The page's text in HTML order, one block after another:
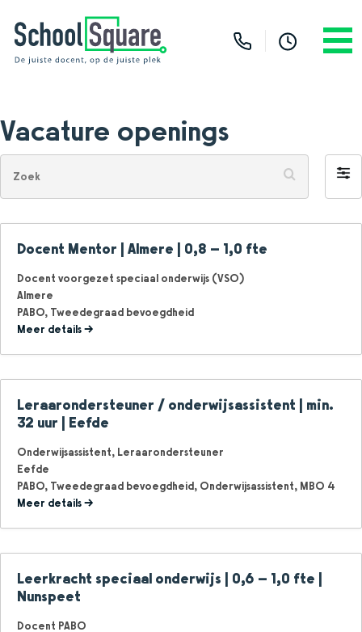
Vacature openings
op
Docent Mentor | Almere | 0,8 – 1,0 fte
Docent voorgezet speciaal onderwijs (VSO)
Almere
PABO Tweedegraad bevoegdheid
Meer details
Leraarondersteuner / onderwijsassistent | min.
32 uur | Eefde
Onderwijsassistent Leraarondersteuner
Eefde
PABO Tweedegraad bevoegdheid Onderwijsassistent MBO 4
Meer details
Leerkracht speciaal onderwijs | 0,6 – 1,0 fte |
Nunspeet
Docent PABO